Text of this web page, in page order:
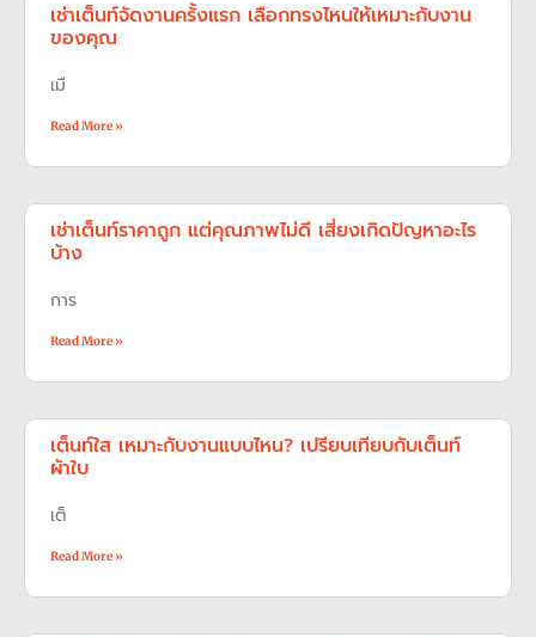
เช่าเต็นท์จัดงานครั้งแรก เลือกทรงไหนให้เหมาะกับงาน
ของคุณ
เมื
Read More »
เช่าเต็นท์ราคาถูก แต่คุณภาพไม่ดี เสี่ยงเกิดปัญหาอะไร
บ้าง
การ
Read More »
เต็นท์ใส เหมาะกับงานแบบไหน? เปรียบเทียบกับเต็นท์
ผ้าใบ
เต็
Read More »